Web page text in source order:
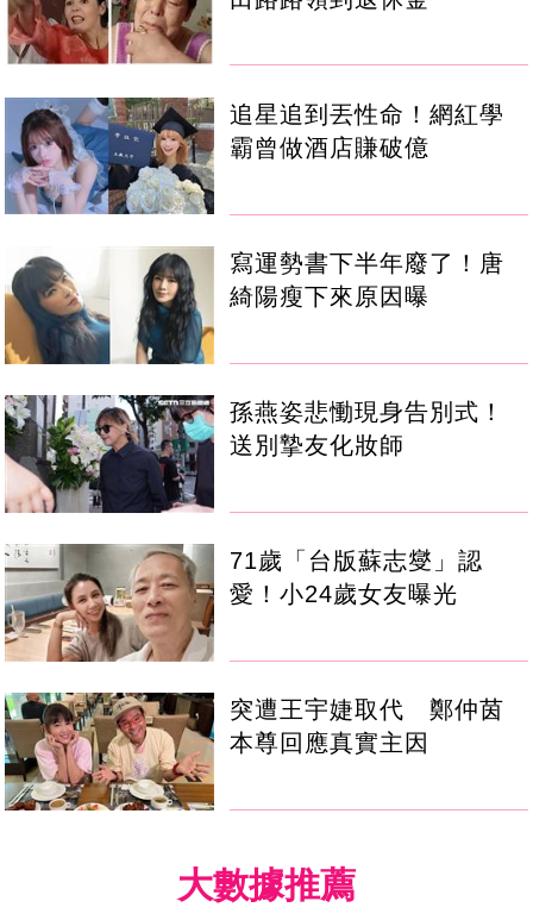
追星追到丟性命！網紅學
霸曾做酒店賺破億
寫運勢書下半年廢了！唐
綺陽瘦下來原因曝
孫燕姿悲慟現身告別式！
送別摯友化妝師
71歲「台版蘇志燮」認
愛！小24歲女友曝光
突遭王宇婕取代 鄭仲茵
本尊回應真實主因
大數據推薦